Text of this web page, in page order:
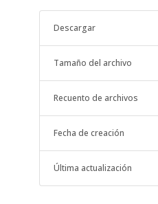
Descargar
Tamaño del archivo
Recuento de archivos
Fecha de creación
Última actualización